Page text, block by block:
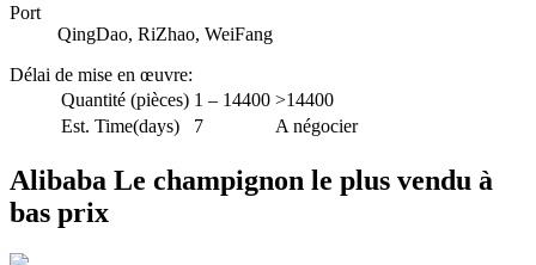
Port
QingDao, RiZhao, WeiFang
Délai de mise en œuvre:
Quantité (pièces) 1 – 14400 >14400
Est. Time(days)
7 A négocier
Alibaba Le champignon le plus vendu à
bas prix